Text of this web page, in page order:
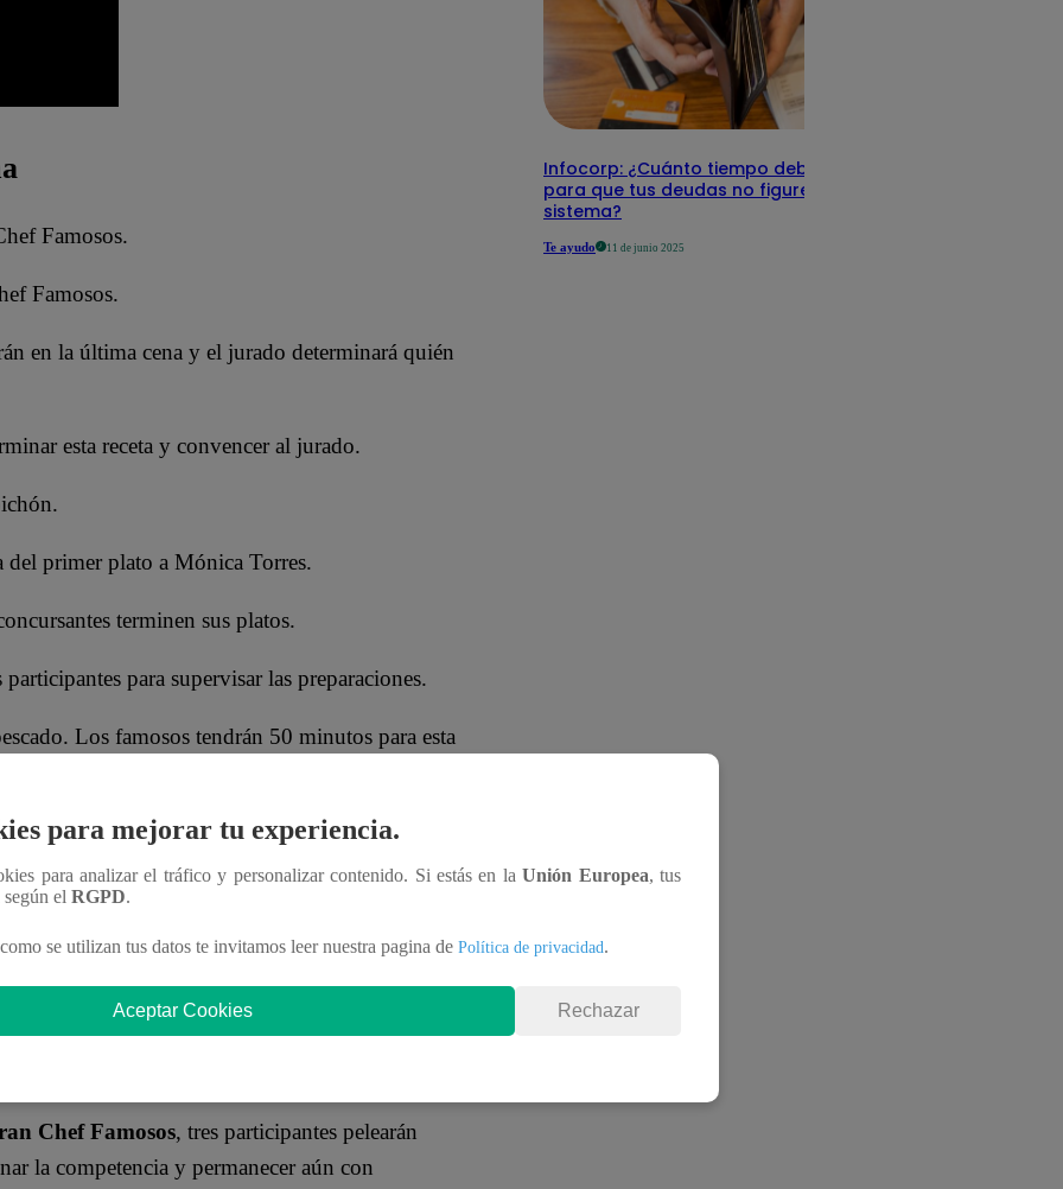
Famosos.
Famosos.
en la última cena y el jurado determinará quién
esta receta y convencer al jurado.
primer plato a Mónica Torres.
terminen sus platos.
para supervisar las preparaciones.
Los famosos tendrán 50 minutos para esta
Salas y Mónica Torres deberán dar lo mejor de
la segunda temporada de
la competencia. Hoy, como corresponde, será
uno de ellos abandonará la competición.
Chef Famosos, tres participantes pelearán
la competencia y permanecer aún con
Infocorp: ¿Cuánto tiempo debe pasar
para que tus deudas no figuren en su
sistema?
Te ayudo 11 de junio 2025
para mejorar tu experiencia.
para analizar el tráfico y personalizar contenido. Si estás en laUnión Europea, tus
según el RGPD.
se utilizan tus datos te invitamos leer nuestra pagina de Política de privacidad.
Aceptar Cookies Rechazar